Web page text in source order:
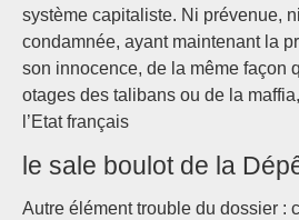
système capitaliste. Ni prévenue,
condamnée, ayant maintenant la
son innocence, de la même façon
otages des talibans ou de la
l’Etat français
le sale boulot de la
Autre élément trouble du dossier :